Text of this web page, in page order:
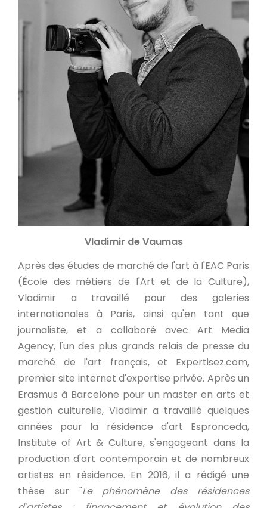
Vladimir de Vaumas
Après des études de marché de l'art à l'EAC Paris
(École des métiers de l'Art et de la Culture),
Vladimir a travaillé pour des galeries
internationales à Paris, ainsi qu'en tant que
journaliste, et a collaboré avec Art Media
Agency, l'un des plus grands relais de presse du
marché de l'art français, et Expertisez.com,
premier site internet d'expertise privée. Après un
Erasmus à Barcelone pour un master en arts et
gestion culturelle, Vladimir a travaillé quelques
années pour la résidence d'art Espronceda,
Institute of Art & Culture, s'engageant dans la
production d'art contemporain et de nombreux
artistes en résidence. En 2016, il a rédigé une
thèse sur "Le phénomène des résidences